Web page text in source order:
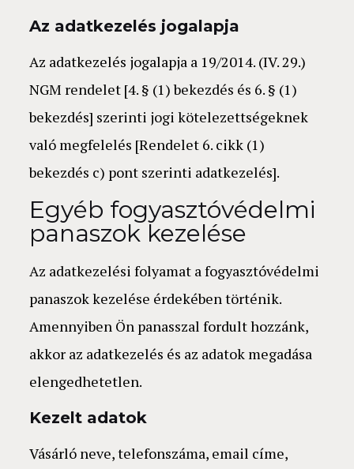
Az adatkezelés jogalapja
Az adatkezelés jogalapja a 19/2014. (IV. 29.)
NGM rendelet [4. § (1) bekezdés és 6. § (1)
bekezdés] szerinti jogi kötelezettségeknek
való megfelelés [Rendelet 6. cikk (1)
bekezdés c) pont szerinti adatkezelés].
Egyéb fogyasztóvédelmi
panaszok kezelése
Az adatkezelési folyamat a fogyasztóvédelmi
panaszok kezelése érdekében történik.
Amennyiben Ön panasszal fordult hozzánk,
akkor az adatkezelés és az adatok megadása
elengedhetetlen.
Kezelt adatok
Vásárló neve, telefonszáma, email címe,